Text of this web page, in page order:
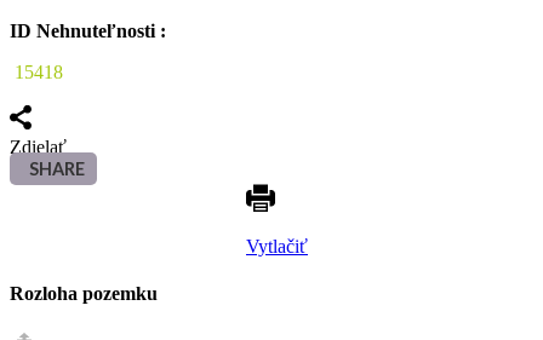
ID Nehnuteľnosti :
15418
Zdielať
SHARE
Vytlačiť
Rozloha pozemku